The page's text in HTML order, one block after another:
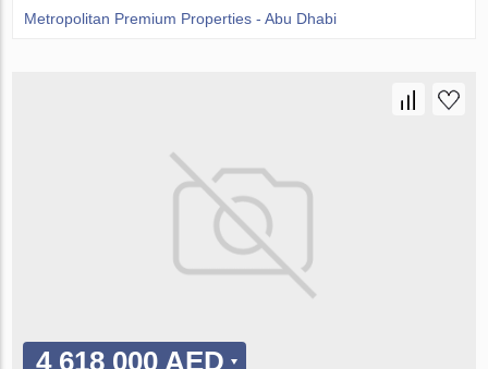
Metropolitan Premium Properties - Abu Dhabi
4 618 000 AED